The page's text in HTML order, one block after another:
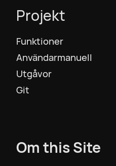
Русский
Slovenščina
Svenska
Türkiye
Projekt
Funktioner
Användarmanuell
Utgåvor
Git
Om this Site